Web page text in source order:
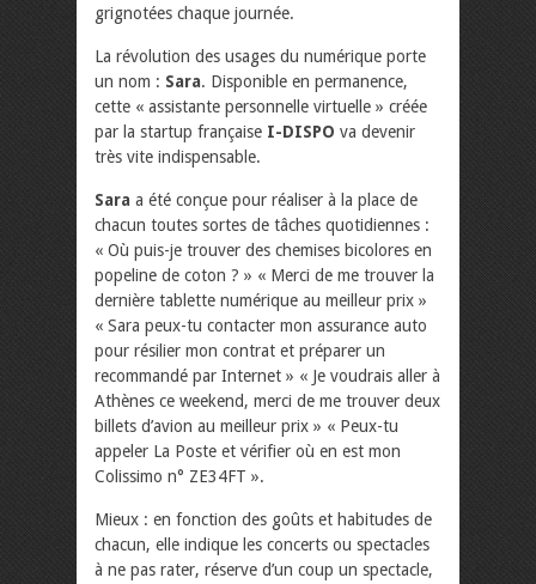
grignotées chaque journée.
La révolution des usages du numérique porte
un nom : Sara. Disponible en permanence,
cette « assistante personnelle virtuelle » créée
par la startup française I-DISPO va devenir
très vite indispensable.
Sara a été conçue pour réaliser à la place de
chacun toutes sortes de tâches quotidiennes :
« Où puis-je trouver des chemises bicolores en
popeline de coton ? » « Merci de me trouver la
dernière tablette numérique au meilleur prix »
« Sara peux-tu contacter mon assurance auto
pour résilier mon contrat et préparer un
recommandé par Internet » « Je voudrais aller à
Athènes ce weekend, merci de me trouver deux
billets d’avion au meilleur prix » « Peux-tu
appeler La Poste et vérifier où en est mon
Colissimo n° ZE34FT ».
Mieux : en fonction des goûts et habitudes de
chacun, elle indique les concerts ou spectacles
à ne pas rater, réserve d’un coup un spectacle,